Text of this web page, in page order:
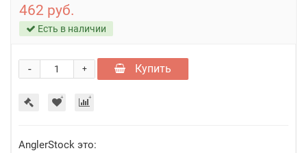
462 руб.
Есть в наличии
+
- Купить
AnglerStock это: